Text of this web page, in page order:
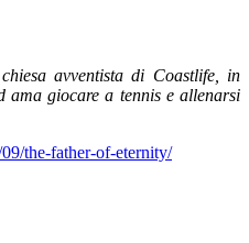
chiesa avventista di Coastlife, in
ama giocare a tennis e allenarsi
the-father-of-eternity/